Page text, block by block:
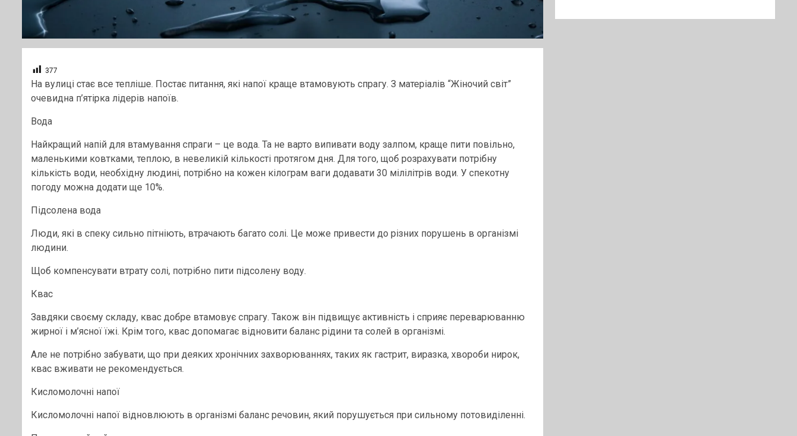
377
На вулиці стає все тепліше. Постає питання, які напої краще втамовують спрагу. З матеріалів “Жіночий світ”
очевидна п’ятірка лідерів напоїв.
Вода
Найкращий напій для втамування спраги – це вода. Та не варто випивати воду залпом, краще пити повільно,
маленькими ковтками, теплою, в невеликій кількості протягом дня. Для того, щоб розрахувати потрібну
кількість води, необхідну людині, потрібно на кожен кілограм ваги додавати 30 мілілітрів води. У спекотну
погоду можна додати ще 10%.
Підсолена вода
Люди, які в спеку сильно пітніють, втрачають багато солі. Це може привести до різних порушень в організмі
людини.
Щоб компенсувати втрату солі, потрібно пити підсолену воду.
Квас
Завдяки своєму складу, квас добре втамовує спрагу. Також він підвищує активність і сприяє переварюванню
жирної і м’ясної їжі. Крім того, квас допомагає відновити баланс рідини та солей в організмі.
Але не потрібно забувати, що при деяких хронічних захворюваннях, таких як гастрит, виразка, хвороби нирок,
квас вживати не рекомендується.
Кисломолочні напої
Кисломолочні напої відновлюють в організмі баланс речовин, який порушується при сильному потовиділенні.